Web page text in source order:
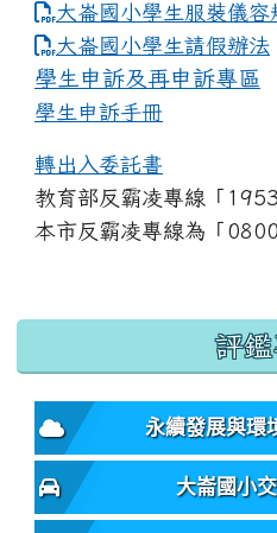
大崙國小學生服裝儀容
link to https://
大崙國小學生請假辦法
學生申訴及再申訴專區
學生申訴手冊
轉出入委託書
教育部反霸凌專線「1953
本市反霸凌專線為「
:::
評
永續發展與環
大崙國小